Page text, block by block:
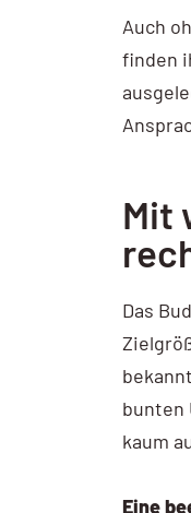
Auch
finden
Mit
Das
bunten
kaum
Eine